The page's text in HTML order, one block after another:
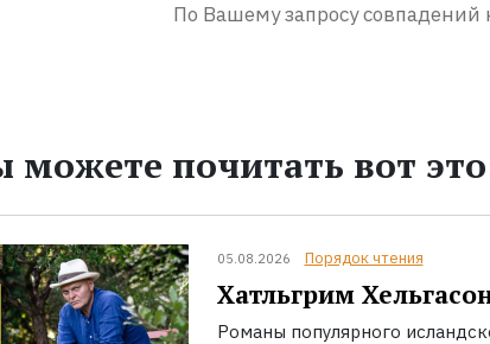
По Вашему запросу совпадений
можете почитать вот
05.08.2026 Порядок чтения
Хатльгрим
Романы популярного